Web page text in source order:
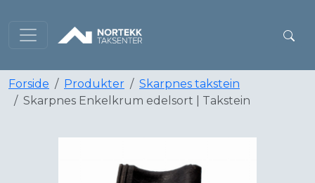
Forside Produkter
Skarpnes takstein
Skarpnes Enkelkrum edelsort | Takstein